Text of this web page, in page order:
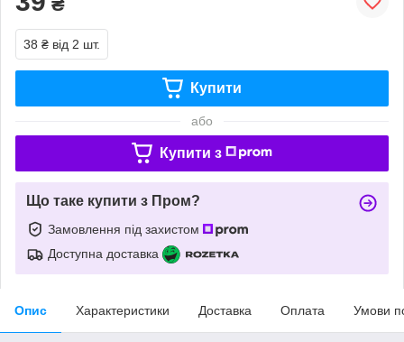
38 ₴ від 2 шт.
Купити
або
Купити з
Що таке купити з Пром?
Замовлення під захистом
Доступна доставка
Опис Характеристики Доставка Оплата Умови